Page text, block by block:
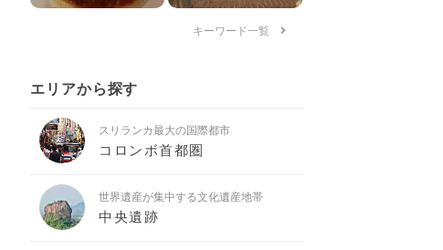
キーワード一覧
エリアから探す
スリランカ最大の国際都市
コロンボ首都圏
世界遺産が集中する文化遺産地帯
中央遺跡